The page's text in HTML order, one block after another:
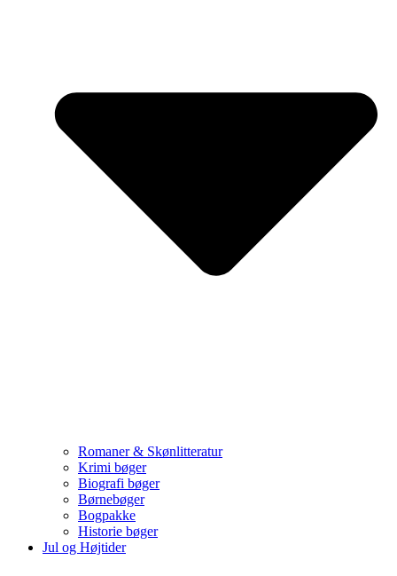
Romaner & Skønlitteratur
Krimi bøger
Biografi bøger
Børnebøger
Bogpakke
Historie bøger
Jul og Højtider